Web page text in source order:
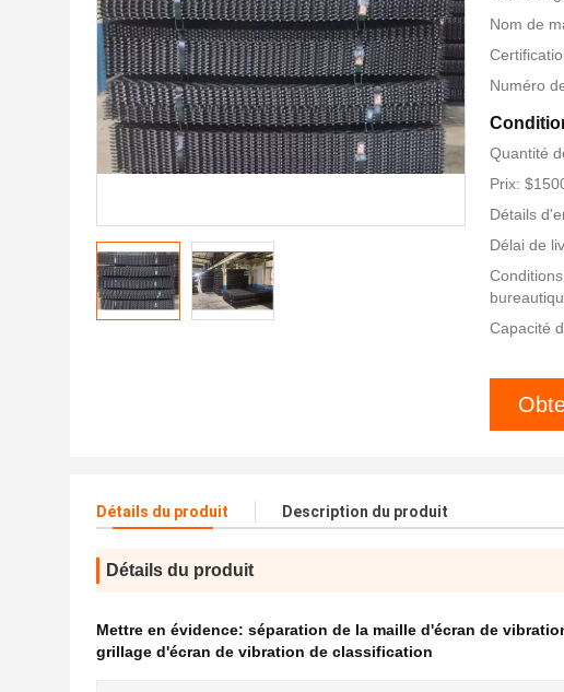
Nom de
Numéro
Quantité
Prix:
Détails
Délai de
Capacité
Détails du produit Description du produit
Détails du produit
Mettre en évidence: séparation de la maille d'écran de
grillage d'écran de vibration de classification